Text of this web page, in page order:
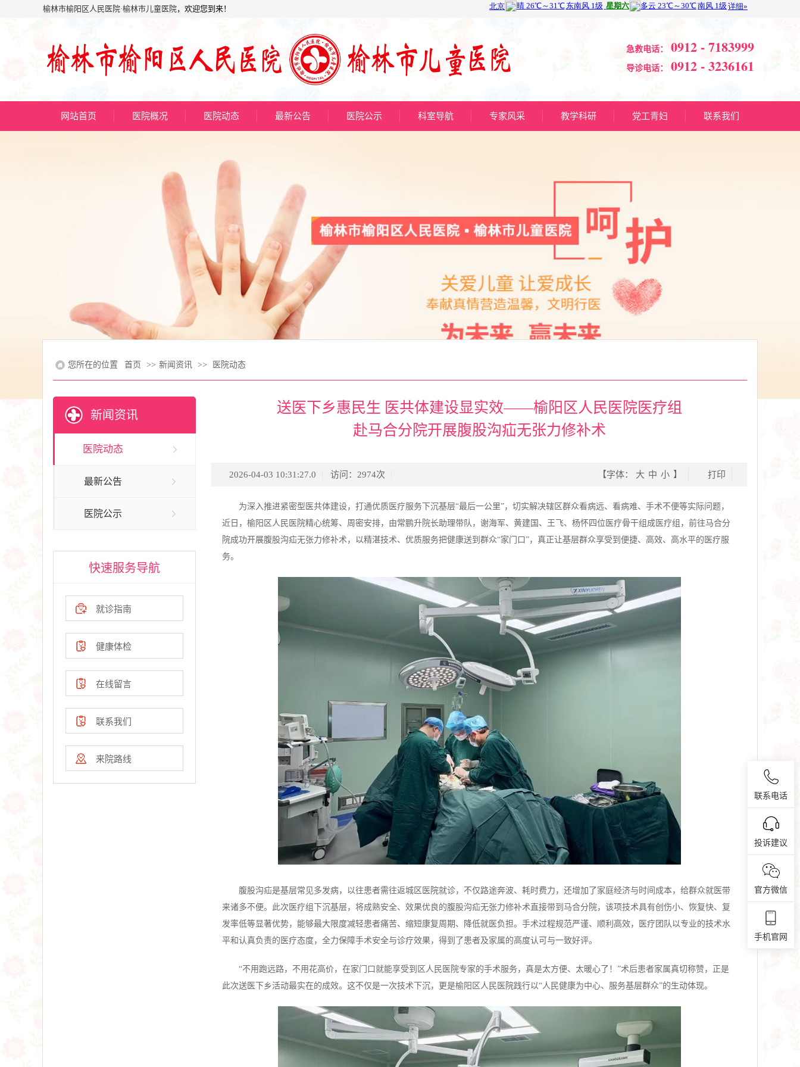
榆林市榆阳区人民医院·榆林市儿童医院，欢迎您到来！
急救电话： 0912 - 7183999
导诊电话： 0912 - 3236161
网站首页 医院概况 医院动态 最新公告 医院公示 科室导航 专家风采 教学科研 党工青妇 联系我们
您所在的位置 首页 >> 新闻资讯 >> 医院动态
新闻资讯
医院动态
最新公告
医院公示
快速服务导航
就诊指南
健康体检
在线留言
联系我们
来院路线
送医下乡惠民生 医共体建设显实效——榆阳区人民医院医疗组
赴马合分院开展腹股沟疝无张力修补术
2026-04-03 10:31:27.0 访问： 2974次 打印
【字体： 大 中 小 】
为深入推进紧密型医共体建设，打通优质医疗服务下沉基层“最后一公里”，切实解决辖区群众看病远、看病难、手术不便等实际问题，
近日，榆阳区人民医院精心统筹、周密安排，由常鹏升院长助理带队，谢海军、黄建国、王飞、杨怀四位医疗骨干组成医疗组，前往马合分
院成功开展腹股沟疝无张力修补术，以精湛技术、优质服务把健康送到群众“家门口”，真正让基层群众享受到便捷、高效、高水平的医疗服
务。
腹股沟疝是基层常见多发病，以往患者需往返城区医院就诊，不仅路途奔波、耗时费力，还增加了家庭经济与时间成本，给群众就医带
来诸多不便。此次医疗组下沉基层，将成熟安全、效果优良的腹股沟疝无张力修补术直接带到马合分院，该项技术具有创伤小、恢复快、复
发率低等显著优势，能够最大限度减轻患者痛苦、缩短康复周期、降低就医负担。手术过程规范严谨、顺利高效，医疗团队以专业的技术水
平和认真负责的医疗态度，全力保障手术安全与诊疗效果，得到了患者及家属的高度认可与一致好评。
“不用跑远路，不用花高价，在家门口就能享受到区人民医院专家的手术服务，真是太方便、太暖心了！”术后患者家属真切称赞，正是
此次送医下乡活动最实在的成效。这不仅是一次技术下沉，更是榆阳区人民医院践行以“人民健康为中心、服务基层群众”的生动体现。
联系电话
投诉建议
官方微信
手机官网